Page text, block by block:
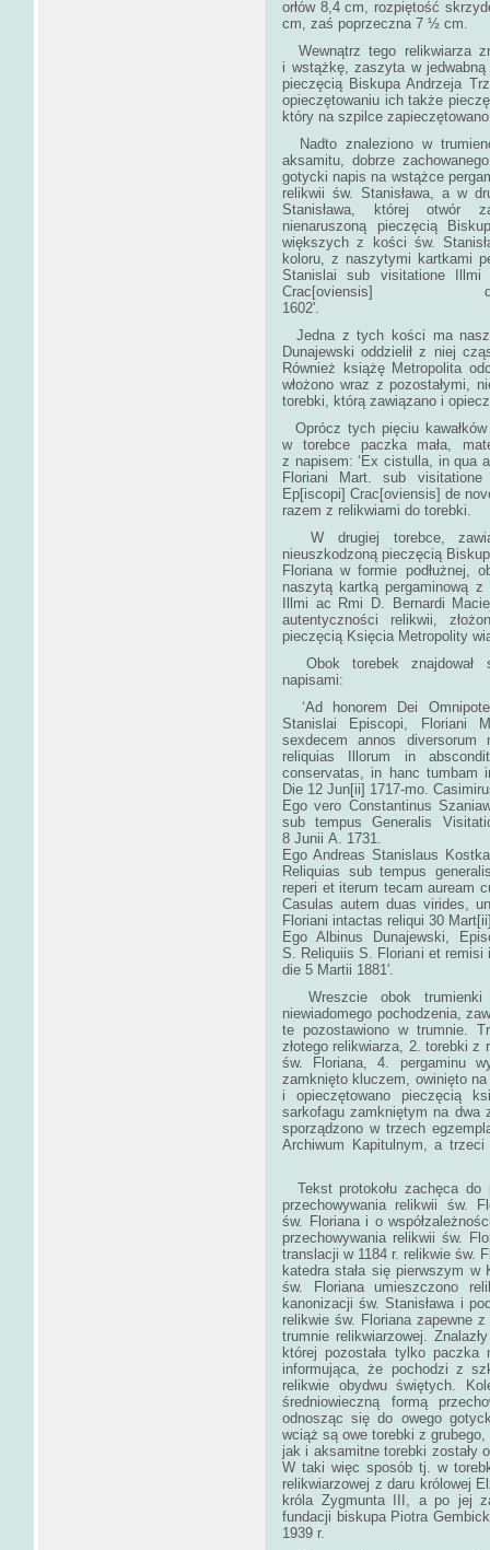
orłów 8,4 cm, rozpiętość
cm, zaś
Wewnątrz tego relikwiarza
i wstążkę, zaszyta w
pieczęcią Biskupa Andrzeja
opieczętowaniu ich także
który na szpilce
Nadto znaleziono w
aksamitu, dobrze
gotycki napis na wstążce
relikwii św. Stanisława, a w
Stanisława, której otwór
nienaruszoną pieczęcią
większych z kości św.
koloru, z naszytymi kartkami
Stanislai sub visitatione
Jedna z tych kości ma
Dunajewski oddzielił z niej
Również książę Metropolita
włożono wraz z pozostałymi,
torebki, którą zawiązano i
Oprócz tych pięciu
w torebce paczka mała,
z napisem: ‘Ex cistulla, in qua
Floriani Mart. sub
Ep[iscopi] Crac[oviensis] de
razem z
W drugiej torebce,
nieuszkodzoną pieczęcią
Floriana w formie podłużnej,
naszytą kartką pergaminową
Illmi ac Rmi D. Bernardi
autentyczności relikwii,
pieczęcią Księcia
Obok torebek znajdował
‘Ad honorem Dei
Stanislai Episcopi, Floriani
sexdecem annos
reliquias Illorum in
conservatas, in hanc tumbam
Die 12 Jun[ii] 1717-mo.
Ego vero Constantinus
sub tempus Generalis
8 Junii A. 1731.
Ego Andreas Stanislaus
Reliquias sub tempus
reperi et iterum tecam auream
Casulas autem duas virides,
Floriani intactas reliqui 30
Ego Albinus Dunajewski,
S. Reliquiis S. Floriani et
die 5
Wreszcie obok trumienki
niewiadomego pochodzenia,
te pozostawiono w trumnie.
złotego relikwiarza, 2. torebki z
św. Floriana, 4. pergaminu
zamknięto kluczem, owinięto
i opieczętowano pieczęcią
sarkofagu zamkniętym na dwa
sporządzono w trzech
Archiwum Kapitulnym, a
Tekst protokołu zachęca
przechowywania relikwii św.
św. Floriana i o
przechowywania relikwii św.
translacji w 1184 r. relikwie św.
katedra stała się pierwszym w
św. Floriana umieszczono
kanonizacji św. Stanisława i
relikwie św. Floriana zapewne
trumnie relikwiarzowej.
której pozostała tylko paczka
informująca, że pochodzi z
relikwie obydwu świętych.
średniowieczną formą
odnosząc się do owego
wciąż są owe torebki z
jak i aksamitne torebki zostały
W taki więc sposób tj. w
relikwiarzowej z daru królowej
króla Zygmunta III, a po jej
fundacji biskupa Piotra
1939 r.